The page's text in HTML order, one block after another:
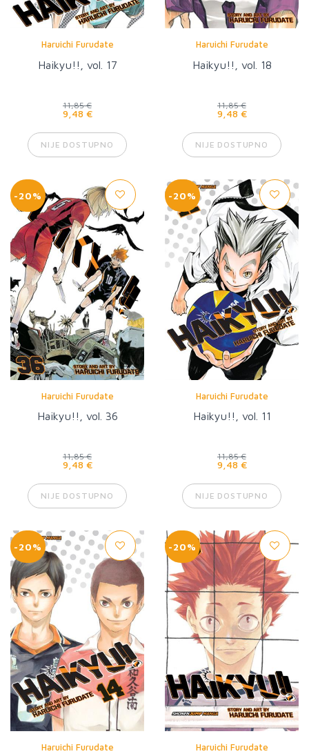
Haruichi Furudate
Haikyu!!, vol. 17
11,85 €
9,48 €
NIJE DOSTUPNO
Haruichi Furudate
Haikyu!!, vol. 18
11,85 €
9,48 €
NIJE DOSTUPNO
-20%
Haruichi Furudate
Haikyu!!, vol. 36
11,85 €
9,48 €
NIJE DOSTUPNO
-20%
Haruichi Furudate
Haikyu!!, vol. 11
11,85 €
9,48 €
NIJE DOSTUPNO
-20%
Haruichi Furudate
-20%
Haruichi Furudate